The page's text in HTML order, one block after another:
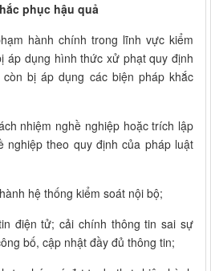
phục hậu quả
hành chính trong lĩnh vực kiểm
áp dụng hình thức xử phạt quy định
bị áp dụng các biện pháp khắc
nhiệm nghề nghiệp hoặc trích lập
nghiệp theo quy định của pháp luật
hệ thống kiểm soát nội bộ;
điện tử; cải chính thông tin sai sự
bố, cập nhật đầy đủ thông tin;